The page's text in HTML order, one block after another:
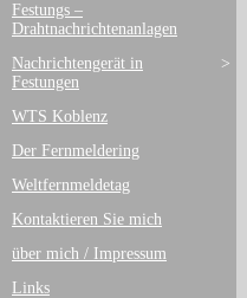
Festungs –
Drahtnachrichtenanlagen
>
Nachrichtengerät in
Festungen
WTS Koblenz
Der Fernmeldering
Weltfernmeldetag
Kontaktieren Sie mich
über mich / Impressum
Links